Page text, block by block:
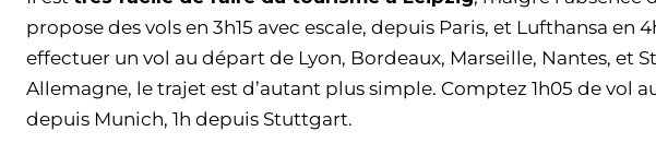
propose des vols en 3h15 avec escale, depuis Paris, et Lufthansa en
effectuer un vol au départ de Lyon, Bordeaux, Marseille, Nantes, et
Allemagne, le trajet est d’autant plus simple. Comptez 1h05 de vol
depuis Munich, 1h depuis Stuttgart.